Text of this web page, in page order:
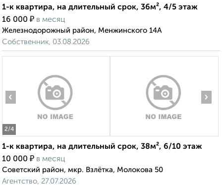
1-к квартира, на длительный срок, 36м², 4/5 этаж
16 000 ₽ в месяц
Железнодорожный район, Менжинского 14А
Собственник, 03.08.2026
2/4
‹ ›
1-к квартира, на длительный срок, 38м², 6/10 этаж
10 000 ₽ в месяц
Советский район, мкр. Взлётка, Молокова 50
Агентство, 27.07.2026